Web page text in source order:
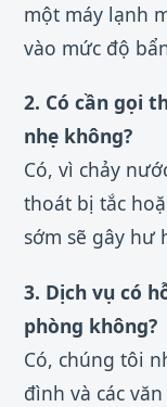
một máy lạnh
vào mức độ
2. Có cần gọi
nhẹ không?
Có, vì chảy
thoát bị tắc
sớm sẽ gây hư
3. Dịch vụ có
phòng không?
Có, chúng tôi
đình và các